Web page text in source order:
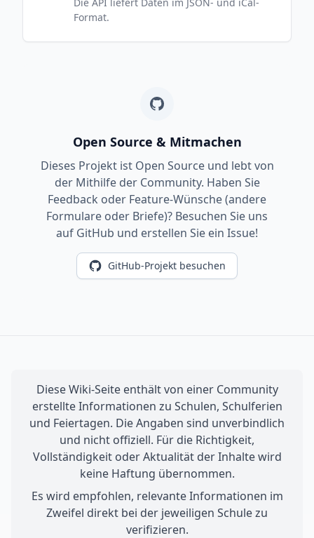
Format.
Open Source & Mitmachen
Dieses Projekt ist Open Source und lebt von
der Mithilfe der Community. Haben Sie
Feedback oder Feature-Wünsche (andere
Formulare oder Briefe)? Besuchen Sie uns
auf GitHub und erstellen Sie ein Issue!
GitHub-Projekt besuchen
Diese Wiki-Seite enthält von einer Community
erstellte Informationen zu Schulen, Schulferien
und Feiertagen. Die Angaben sind unverbindlich
und nicht offiziell. Für die Richtigkeit,
Vollständigkeit oder Aktualität der Inhalte wird
keine Haftung übernommen.
Es wird empfohlen, relevante Informationen im
Zweifel direkt bei der jeweiligen Schule zu
verifizieren.